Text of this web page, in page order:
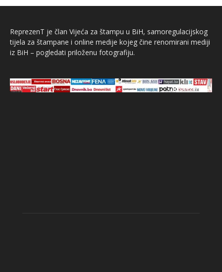
ReprezenT je član Vijeća za štampu u BiH, samoregulacijskog
tijela za štampane i online medije kojeg čine renomirani mediji
iz BiH – pogledati priloženu fotografiju.